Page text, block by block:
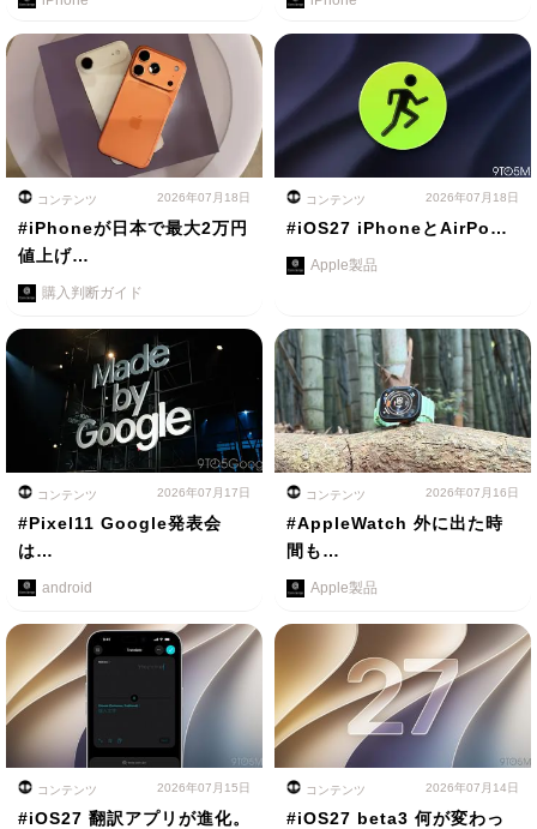
コンテンツ 2026年07月18日
#iPhoneが日本で最大2万円
値上げ…
購入判断ガイド
コンテンツ 2026年07月18日
#iOS27 iPhoneとAirPo…
Apple製品
コンテンツ 2026年07月17日
#Pixel11 Google発表会
は…
android
コンテンツ 2026年07月16日
#AppleWatch 外に出た時
間も…
Apple製品
コンテンツ 2026年07月15日
#iOS27 翻訳アプリが進化。
コンテンツ 2026年07月14日
#iOS27 beta3 何が変わっ